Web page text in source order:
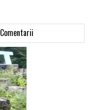
Comentarii